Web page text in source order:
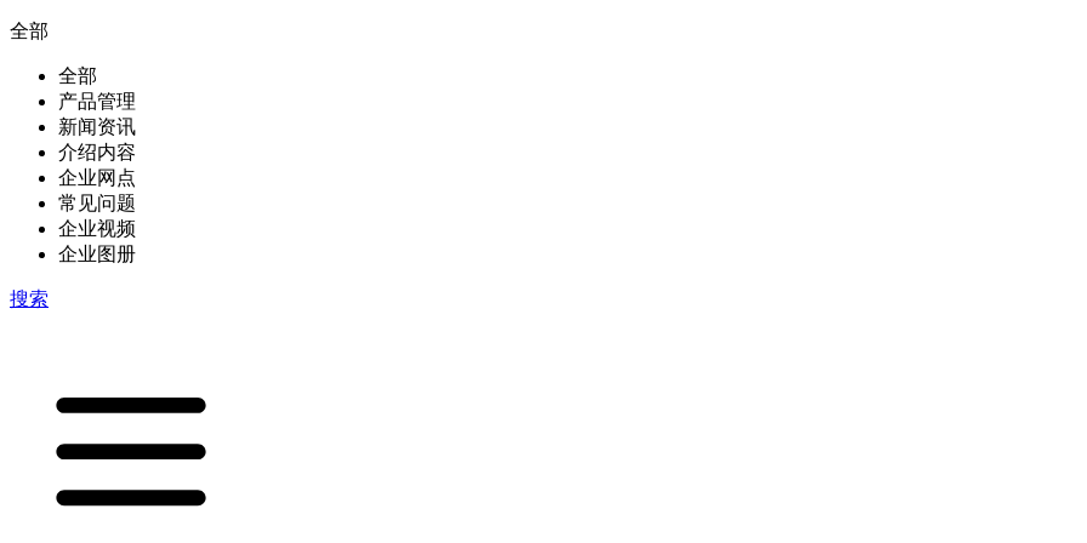
全部
全部
产品管理
新闻资讯
介绍内容
企业网点
常见问题
企业视频
企业图册
搜索